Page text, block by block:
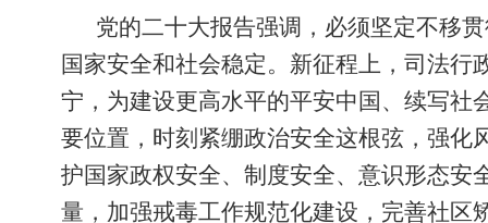
党的二十大报告强调，必须坚定不移
国家安全和社会稳定。新征程上，司法
宁，为建设更高水平的平安中国、续写社
要位置，时刻紧绷政治安全这根弦，强化
护国家政权安全、制度安全、意识形态安
量，加强戒毒工作规范化建设，完善社区